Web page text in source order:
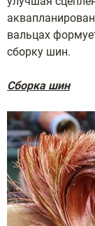
вальцах
сборку шин.
Сборка шин